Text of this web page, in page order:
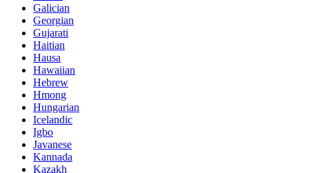
Galician
Georgian
Gujarati
Haitian
Hausa
Hawaiian
Hebrew
Hmong
Hungarian
Icelandic
Igbo
Javanese
Kannada
Kazakh